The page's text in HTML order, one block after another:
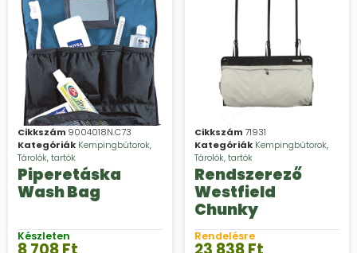
Cikkszám 9004018N.C73
Kategóriák Kempingbútorok,
Tárolók, tartók
Piperetáska
Wash Bag
Készleten
Cikkszám71931
Kategóriák Kempingbútorok,
Tárolók, tartók
Rendszerező
Westfield
Chunky
Rendelésre